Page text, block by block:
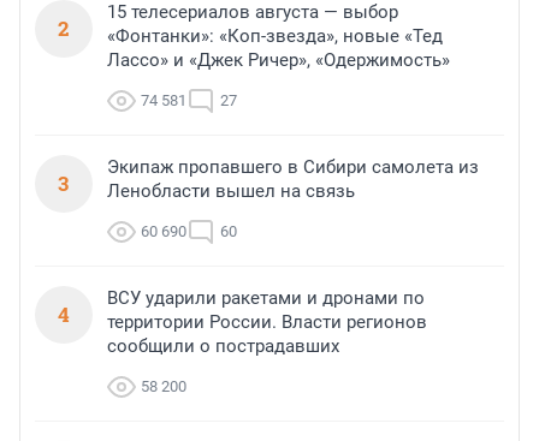
2
15 телесериалов августа — выбор
«Фонтанки»: «Коп-звезда», новые «Тед
Лассо» и «Джек Ричер», «Одержимость»
74 581 27
3
Экипаж пропавшего в Сибири самолета из
Ленобласти вышел на связь
60 690 60
4
ВСУ ударили ракетами и дронами по
территории России. Власти регионов
сообщили о пострадавших
58 200